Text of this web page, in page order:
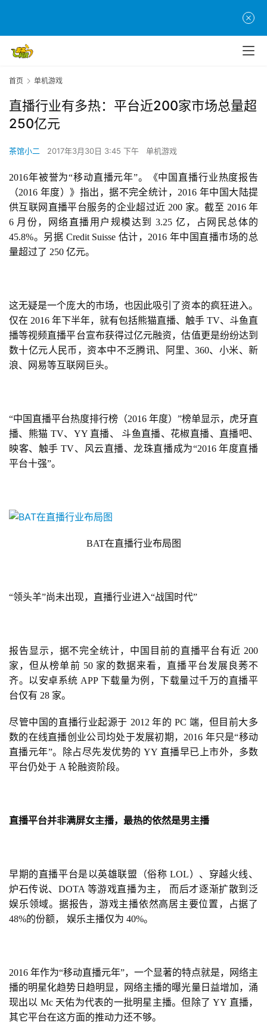
首
页
茶
原
创
戏
业
界
游
机
游
戏
游
戏
2
首页 单机游戏
直播行业有多热：平台近200家市场总量超
250亿元
茶馆小二 2017年3月30日 3:45 下午 单机游戏
2016年被誉为“移动直播元年”。《中国直播行业热度报告
（2016 年度）》指出，据不完全统计，2016 年中国大陆提
供互联网直播平台服务的企业超过近 200 家。截至 2016 年
6 月份，网络直播用户规模达到 3.25 亿，占网民总体的
45.8%。另据 Credit Suisse 估计，2016 年中国直播市场的总
量超过了 250 亿元。
这无疑是一个庞大的市场，也因此吸引了资本的疯狂进入。
仅在 2016 年下半年，就有包括熊猫直播、触手 TV、斗鱼直
播等视频直播平台宣布获得过亿元融资，估值更是纷纷达到
数十亿元人民币，资本中不乏腾讯、阿里、360、小米、新
浪、网易等互联网巨头。
“中国直播平台热度排行榜（2016 年度）”榜单显示，虎牙直
播、熊猫 TV、YY 直播、 斗鱼直播、花椒直播、直播吧、
映客、触手 TV、 风云直播、龙珠直播成为“2016 年度直播
平台十强”。
BAT在直播行业布局图
“领头羊”尚未出现，直播行业进入“战国时代”
报告显示，据不完全统计，中国目前的直播平台有近 200
家，但从榜单前 50 家的数据来看，直播平台发展良莠不
齐。以安卓系统 APP 下载量为例，下载量过千万的直播平
台仅有 28 家。
尽管中国的直播行业起源于 2012 年的 PC 端，但目前大多
数的在线直播创业公司均处于发展初期，2016 年只是“移动
直播元年”。除占尽先发优势的 YY 直播早已上市外，多数
平台仍处于 A 轮融资阶段。
直播平台并非满屏女主播，最热的依然是男主播
早期的直播平台是以英雄联盟（俗称 LOL）、穿越火线、
炉石传说、DOTA 等游戏直播为主， 而后才逐渐扩散到泛
娱乐领域。据报告，游戏主播依然高居主要位置，占据了
48%的份额， 娱乐主播仅为 40%。
2016 年作为“移动直播元年”，一个显著的特点就是，网络主
播的明星化趋势日趋明显，网络主播的曝光量日益增加，涌
现出以 Mc 天佑为代表的一批明星主播。但除了 YY 直播，
其它平台在这方面的推动力还不够。